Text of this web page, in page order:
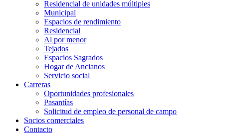
Residencial de unidades múltiples
Municipal
Espacios de rendimiento
Residencial
Al por menor
Tejados
Espacios Sagrados
Hogar de Ancianos
Servicio social
Carreras
Oportunidades profesionales
Pasantías
Solicitud de empleo de personal de campo
Socios comerciales
Contacto